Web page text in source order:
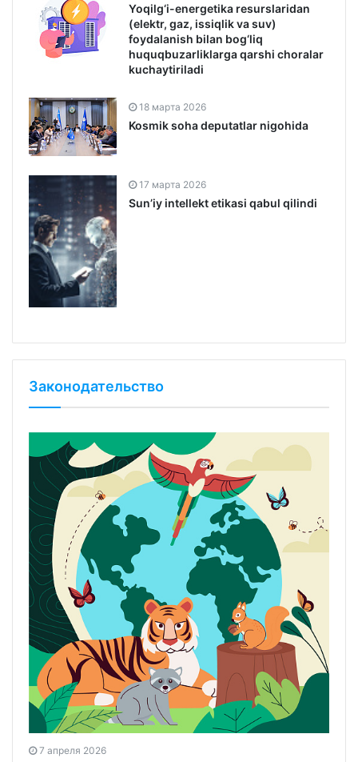
Yoqilg‘i-energetika resurslaridan
(elektr, gaz, issiqlik va suv)
foydalanish bilan bog‘liq
huquqbuzarliklarga qarshi choralar
kuchaytiriladi
18 марта 2026
Kosmik soha deputatlar nigohida
17 марта 2026
Sunʼiy intellekt etikasi qabul qilindi
Законодательство
7 апреля 2026